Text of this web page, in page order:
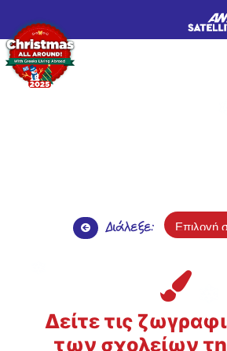
Διάλεξε:
Δείτε τις
των σχολείων